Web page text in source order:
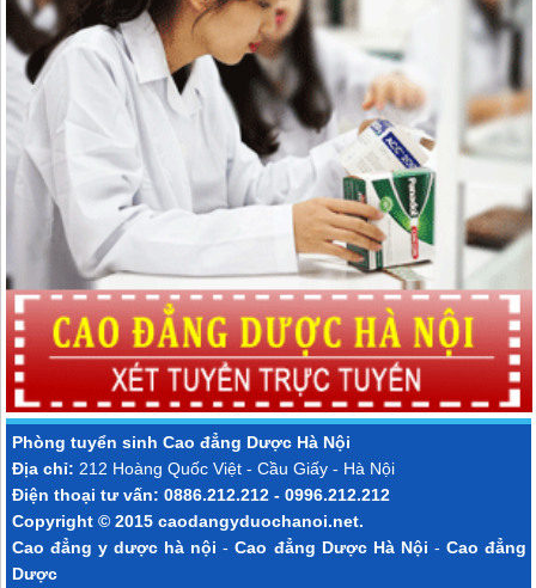
Phòng tuyển sinh Cao đẳng Dược Hà Nội
Địa chỉ: 212 Hoàng Quốc Việt - Cầu Giấy - Hà Nội
Điện thoại tư vấn: 0886.212.212 - 0996.212.212
Copyright © 2015 caodangyduochanoi.net.
Cao đẳng y dược hà nội -Cao đẳng Dược Hà Nội -Cao đẳng
Dược